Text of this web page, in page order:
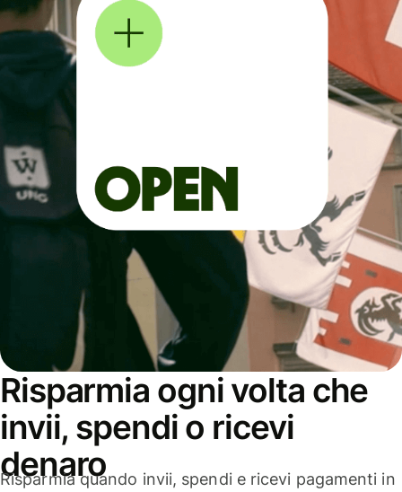
Risparmia ogni volta che
invii, spendi o ricevi
denaro
Risparmia quando invii, spendi e ricevi pagamenti in